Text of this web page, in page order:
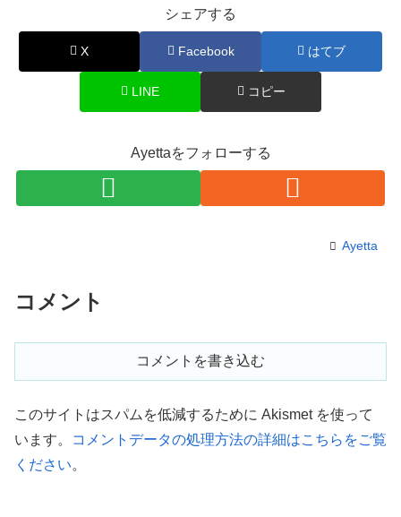
シェアする
X Facebook はてブ
LINE コピー
Ayettaをフォローする
Ayetta
コメント
コメントを書き込む
このサイトはスパムを低減するために Akismet を使って
います。
コメントデータの処理方法の詳細はこちらをご覧
ください。